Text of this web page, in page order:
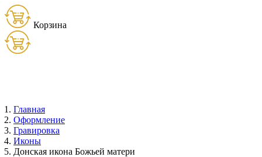
Корзина
Главная
Оформление
Гравировка
Иконы
Донская икона Божьей матери